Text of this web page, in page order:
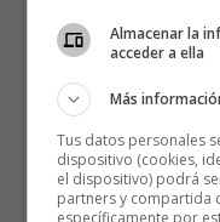
Almacenar la
acceder a ella
Más
Tus datos personales
dispositivo (cookies,
el dispositivo) podrá
partners y compartida
específicamente por